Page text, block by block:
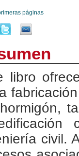
páginas
libro
civil.